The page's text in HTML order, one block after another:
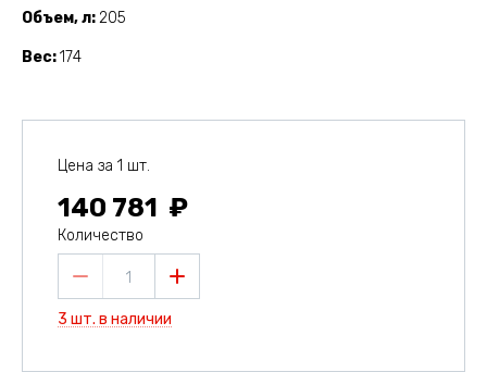
Объем, л 205
Вес 174
Цена за 1 шт.
140 781
Количество
1
3 шт. в наличии